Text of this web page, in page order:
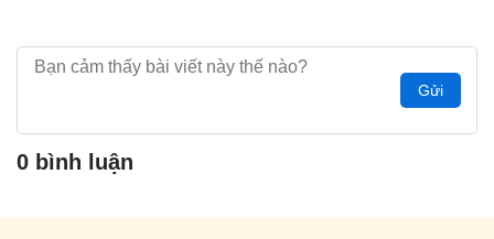
Gửi
0 bình luận